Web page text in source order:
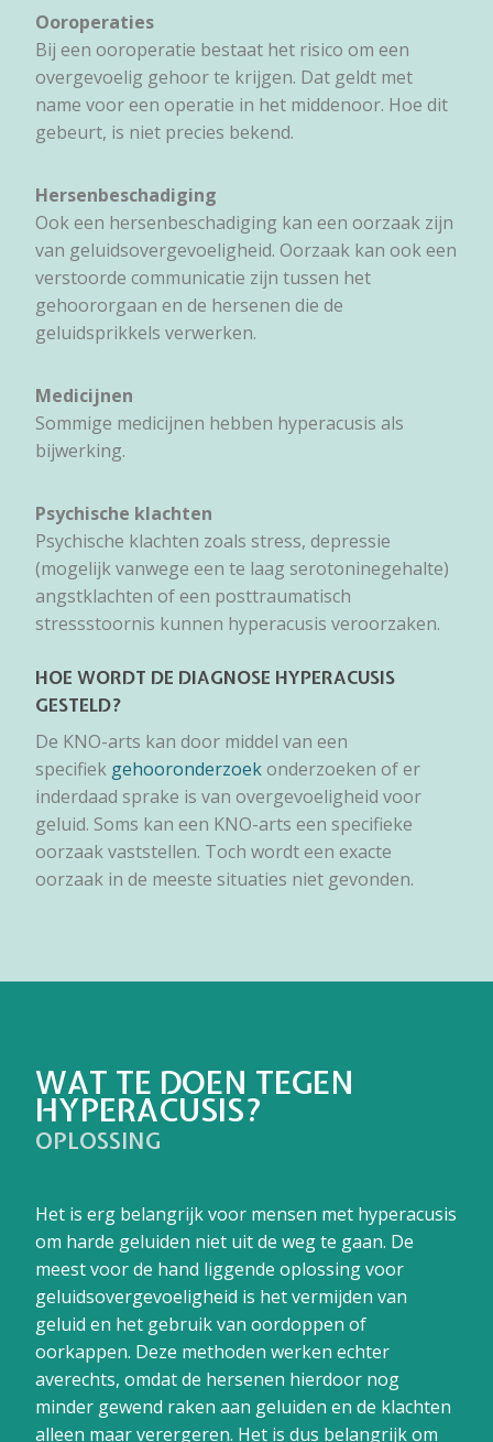
Ooroperaties
Bij een ooroperatie bestaat het risico om een
overgevoelig gehoor te krijgen. Dat geldt met
name voor een operatie in het middenoor. Hoe dit
gebeurt, is niet precies bekend.
Hersenbeschadiging
Ook een hersenbeschadiging kan een oorzaak zijn
van geluidsovergevoeligheid. Oorzaak kan ook een
verstoorde communicatie zijn tussen het
gehoororgaan en de hersenen die de
geluidsprikkels verwerken.
Medicijnen
Sommige medicijnen hebben hyperacusis als
bijwerking.
Psychische klachten
Psychische klachten zoals stress, depressie
(mogelijk vanwege een te laag serotoninegehalte)
angstklachten of een posttraumatisch
stressstoornis kunnen hyperacusis veroorzaken.
HOE WORDT DE DIAGNOSE HYPERACUSIS
GESTELD?
De KNO-arts kan door middel van een
specifiek gehooronderzoekonderzoeken of er
inderdaad sprake is van overgevoeligheid voor
geluid. Soms kan een KNO-arts een specifieke
oorzaak vaststellen. Toch wordt een exacte
oorzaak in de meeste situaties niet gevonden.
WAT TE DOEN TEGEN
HYPERACUSIS?
OPLOSSING
Het is erg belangrijk voor mensen met hyperacusis
om harde geluiden niet uit de weg te gaan. De
meest voor de hand liggende oplossing voor
geluidsovergevoeligheid is het vermijden van
geluid en het gebruik van oordoppen of
oorkappen. Deze methoden werken echter
averechts, omdat de hersenen hierdoor nog
minder gewend raken aan geluiden en de klachten
alleen maar verergeren. Het is dus belangrijk om